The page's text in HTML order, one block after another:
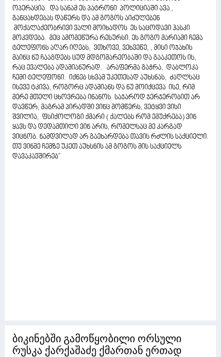
ოპერაცია. და სანამ ეს პატრონი პოლიციაში ავა ,
განცახდებას დაწერს და ამ გოგოს აიძულებენ
მოქალაქეობრივი ვალი მოიხადოს ეს საცოდავი ჰასკი
მოკვდება. მეც ამომეწურა რესურსი. ეს გოგო მარიამი ჩემა
ტელეფონს აღარ იღებს, ვთხოვე, ვეხვეწე, , მისი ოჯახის
მაინც ნუ ჩააგდებს ცუდ მდგომარეობაში და გააკეთოს ის,
რაც ევალება ადამიანურად. არაფერმა გაჭრა, დაბლოკა
ჩემი ტელეფონი. იქნებ სხვამ უკეთესად აუხსნას, ძაღლსაც
ისევე ტკივა, როგორც ადამიანს და ნუ მოიქცევა ისე, რიმ
მერე მთელი ცხოვრება ინანოს. საჯაროდ ჯერჯერობით არ
დავწერ, მაგრამ პირადში ვინც მომწერს, ვეტყვი ვისი
შვილია, ფსიქოლოგი ქმარი ( ქალებს რომ ემუქრება) ვინ
ყავს და დედამთილი ვინ არის, რომელსაც მე კარგად
ვიცნობ. ნამდვილად არ გაეხარდება თავის რძლის საქციელი.
თუ ვინმე ჩემზე უკეთ აუხსნის ამ გოგოს მის საქციელს
დავაკავშირებ"
ბიკინებში გამოწყობილი ორსული
რუსკა ქარქაშაძე ქმართან ერთად